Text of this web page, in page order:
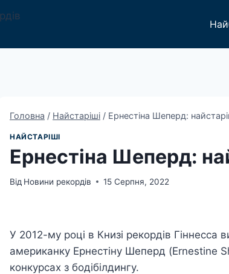
Головна / Найстаріші / Ернестіна Шеперд:
НАЙСТАРІШІ
Ернестіна Шеперд:
Від Новини рекордів 15 Серпня, 2022
У 2012-му році в Книзі рекордів Гіннесса
американку Ернестіну Шеперд (Ernestine
конкурсах з бодібілдингу.